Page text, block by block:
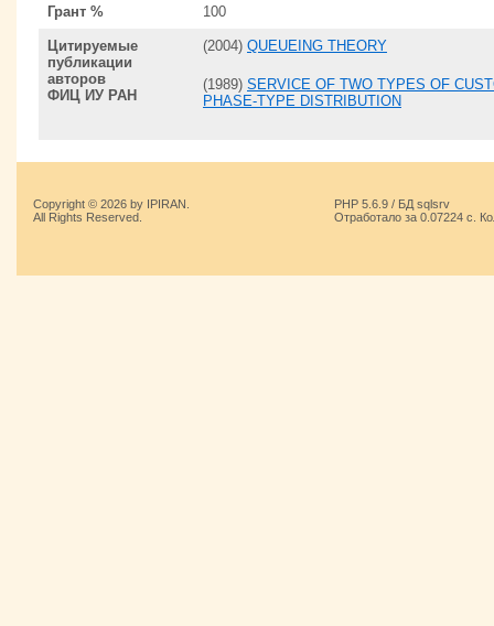
Грант % 100
Цитируемые
публикации
авторов
ФИЦ ИУ РАН
(2004) QUEUEING THEORY
(1989) SERVICE OF TWO TYPES OF
PHASE-TYPE DISTRIBUTION
Copyright © 2026 by IPIRAN.
All Rights Reserved.
PHP 5.6.9 / БД sqlsrv
Отработало за 0.07224 с.